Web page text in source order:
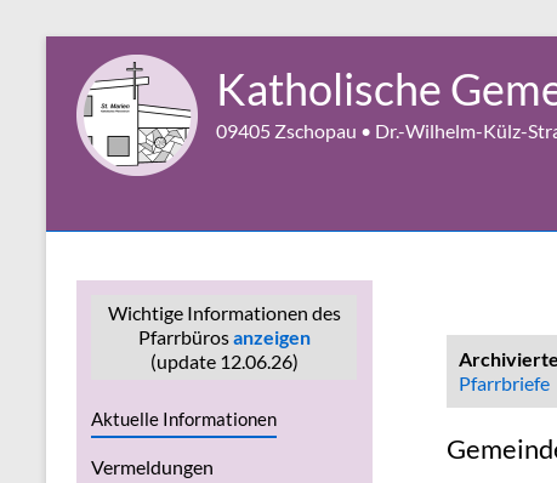
Inhalt
springen
Katholische
09405 Zschopau • Dr.-Wilhelm-Külz-
Wichtige Informationen des
Pfarrbürosanzeigen
(update 12.06.26)
Aktuelle Informationen
Vermeldungen
Pfarrbriefe